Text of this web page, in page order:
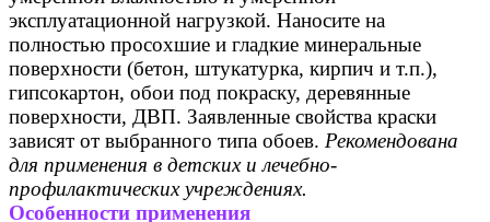
эксплуатационной нагрузкой. Наносите на
полностью просохшие и гладкие минеральные
поверхности (бетон, штукатурка, кирпич и т.п.),
гипсокартон, обои под покраску, деревянные
поверхности, ДВП. Заявленные свойства краски
зависят от выбранного типа обоев. Рекомендована
для применения в детских и лечебно-
профилактических учреждениях.
Особенности применения